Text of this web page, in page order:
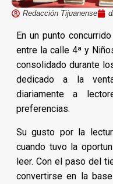
Redacción Tijuanense
En un punto
entre la calle 4ª y
consolidado durante
dedicado a la
diariamente a
preferencias.
Su gusto por la
cuando tuvo la
leer. Con el paso del
convertirse en la